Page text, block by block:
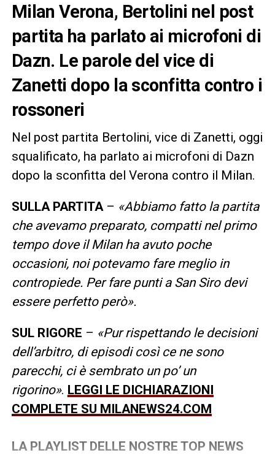
Milan Verona, Bertolini nel post
partita ha parlato ai microfoni di
Dazn. Le parole del vice di
Zanetti dopo la sconfitta contro i
rossoneri
Nel post partita Bertolini, vice di Zanetti, oggi
squalificato, ha parlato ai microfoni di Dazn
dopo la sconfitta del Verona contro il Milan.
SULLA PARTITA– «Abbiamo fatto la partita
che avevamo preparato, compatti nel primo
tempo dove il Milan ha avuto poche
occasioni, noi potevamo fare meglio in
contropiede. Per fare punti a San Siro devi
essere perfetto però».
SUL RIGORE – «Pur rispettando le decisioni
dell’arbitro, di episodi così ce ne sono
parecchi, ci è sembrato un po’ un
rigorino». LEGGI LE DICHIARAZIONI
COMPLETE SU MILANEWS24.COM
LA PLAYLIST DELLE NOSTRE TOP NEWS